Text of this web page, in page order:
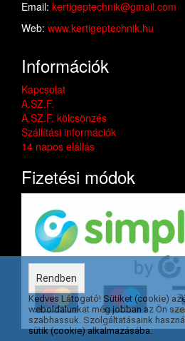
Email: kertigeptechnik@gmail.com
Web: www.kertigeptechnik.hu
Információk
Kapcsolat
A.SZ.F.
A.SZ.F. kölcsönzés
Szállítási információk
14 napos elállás
Fizetési módok
Rendben
Kedves Látogató! Sütiket (cookie)
weboldalunkat még jobban az Ön
szabhassuk. Szolgáltatásaink
sütik (cookie) alkalmazásába.